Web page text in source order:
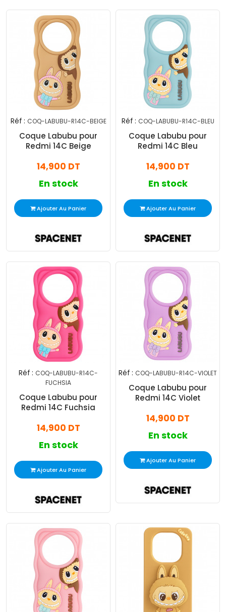
Réf : COQ-LABUBU-R14C-BEIGE
Coque Labubu pour
Redmi 14C Beige
14,900 DT
En stock
Ajouter Au Panier
Réf : COQ-LABUBU-R14C-BLEU
Coque Labubu pour
Redmi 14C Bleu
14,900 DT
En stock
Ajouter Au Panier
Réf : COQ-LABUBU-R14C-
FUCHSIA
Coque Labubu pour
Redmi 14C Fuchsia
14,900 DT
En stock
Ajouter Au Panier
Réf : COQ-LABUBU-R14C-VIOLET
Coque Labubu pour
Redmi 14C Violet
14,900 DT
En stock
Ajouter Au Panier